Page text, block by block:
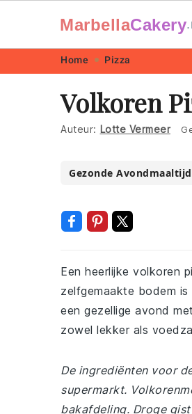
navigation
content
MarbellaCakery
Home Pizza
Volkoren
Auteur: Lotte Vermeer
Gezonde
Een heerlijke volkoren
zelfgemaakte bodem
een gezellige avond
zowel lekker als
De ingrediënten voor
supermarkt.
bakafdeling. Droge